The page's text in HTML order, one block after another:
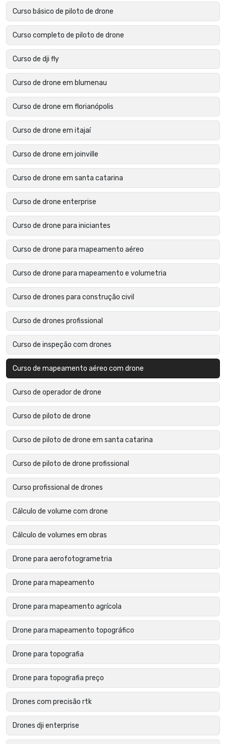
Curso básico de piloto de drone
Curso completo de piloto de drone
Curso de dji fly
Curso de drone em blumenau
Curso de drone em florianópolis
Curso de drone em itajaí
Curso de drone em joinville
Curso de drone em santa catarina
Curso de drone enterprise
Curso de drone para iniciantes
Curso de drone para mapeamento aéreo
Curso de drone para mapeamento e volumetria
Curso de drones para construção civil
Curso de drones profissional
Curso de inspeção com drones
Curso de mapeamento aéreo com drone
Curso de operador de drone
Curso de piloto de drone
Curso de piloto de drone em santa catarina
Curso de piloto de drone profissional
Curso profissional de drones
Cálculo de volume com drone
Cálculo de volumes em obras
Drone para aerofotogrametria
Drone para mapeamento
Drone para mapeamento agrícola
Drone para mapeamento topográfico
Drone para topografia
Drone para topografia preço
Drones com precisão rtk
Drones dji enterprise